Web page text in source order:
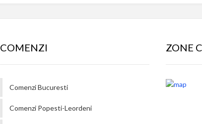
COMENZI
Comenzi Bucuresti
Comenzi Popesti-Leordeni
ZONE